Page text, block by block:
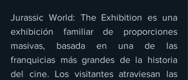
Jurassic World: The Exhibition es una
exhibición familiar de proporciones
masivas, basada en una de las
franquicias más grandes de la historia
del cine. Los visitantes atraviesan las